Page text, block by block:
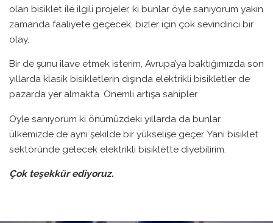
olan bisiklet ile ilgili projeler, ki bunlar öyle sanıyorum yakın
zamanda faaliyete geçecek, bizler için çok sevindirici bir
olay.
Bir de şunu ilave etmek isterim, Avrupa’ya baktığımızda son
yıllarda klasik bisikletlerin dışında elektrikli bisikletler de
pazarda yer almakta. Önemli artışa sahipler.
Öyle sanıyorum ki önümüzdeki yıllarda da bunlar
ülkemizde de aynı şekilde bir yükselişe geçer. Yani bisiklet
sektöründe gelecek elektrikli bisiklette diyebilirim.
Çok teşekkür ediyoruz.